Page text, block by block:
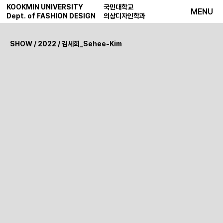
KOOKMIN UNIVERSITY
Dept. of FASHION DESIGN
국민대학교
의상디자인학과
MENU
SHOW / 2022 / 김세희_Sehee-Kim